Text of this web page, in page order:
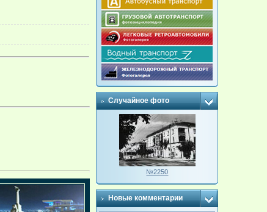
Случайное фото
№2250
Новые комментарии